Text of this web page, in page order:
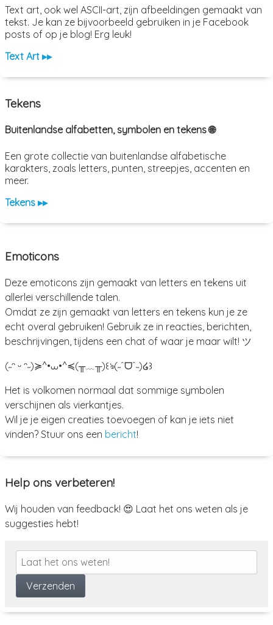
Text art, ook wel ASCII-art, zijn afbeeldingen gemaakt van
tekst. Je kan ze bijvoorbeeld gebruiken in je Facebook
posts of op je blog! Erg leuk!
Text Art ▸▸
Tekens
Buitenlandse alfabetten, symbolen en tekens 🌐
Een grote collectie van buitenlandse alfabetische
karakters, zoals letters, punten, streepjes, accenten en
meer.
Tekens ▸▸
Emoticons
Deze emoticons zijn gemaakt van letters en tekens uit
allerlei verschillende talen.
Omdat ze zijn gemaakt van letters en tekens kun je ze
echt overal gebruiken! Gebruik ze in reacties, berichten,
beschrijvingen, tijdens een chat of waar je maar wilt! ツ
(˶ᵔ ᵕ ᵔ˶)≽^•⩊•^≼(╥﹏╥)꒰ঌ(˶ˆᗜˆ˵)໒꒱
Het is volkomen normaal dat sommige symbolen
verschijnen als vierkantjes.
Wil je je eigen creaties toevoegen of kan je iets niet
vinden? Stuur ons een bericht!
Help ons verbeteren!
Wij houden van feedback! 😍 Laat het ons weten als je
suggesties hebt!